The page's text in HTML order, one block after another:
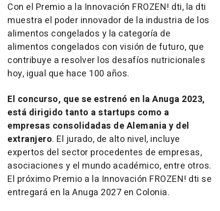
Con el Premio a la Innovación FROZEN! dti, la dti
muestra el poder innovador de la industria de los
alimentos congelados y la categoría de
alimentos congelados con visión de futuro, que
contribuye a resolver los desafíos nutricionales
hoy, igual que hace 100 años.
El concurso, que se estrenó en la Anuga 2023,
está dirigido tanto astartups como a
empresas consolidadas de Alemania y del
extranjero. El jurado, de alto nivel, incluye
expertos del sector procedentes de empresas,
asociaciones y el mundo académico, entre otros.
El próximo Premio a la Innovación FROZEN! dti se
entregará en la Anuga 2027 en Colonia.